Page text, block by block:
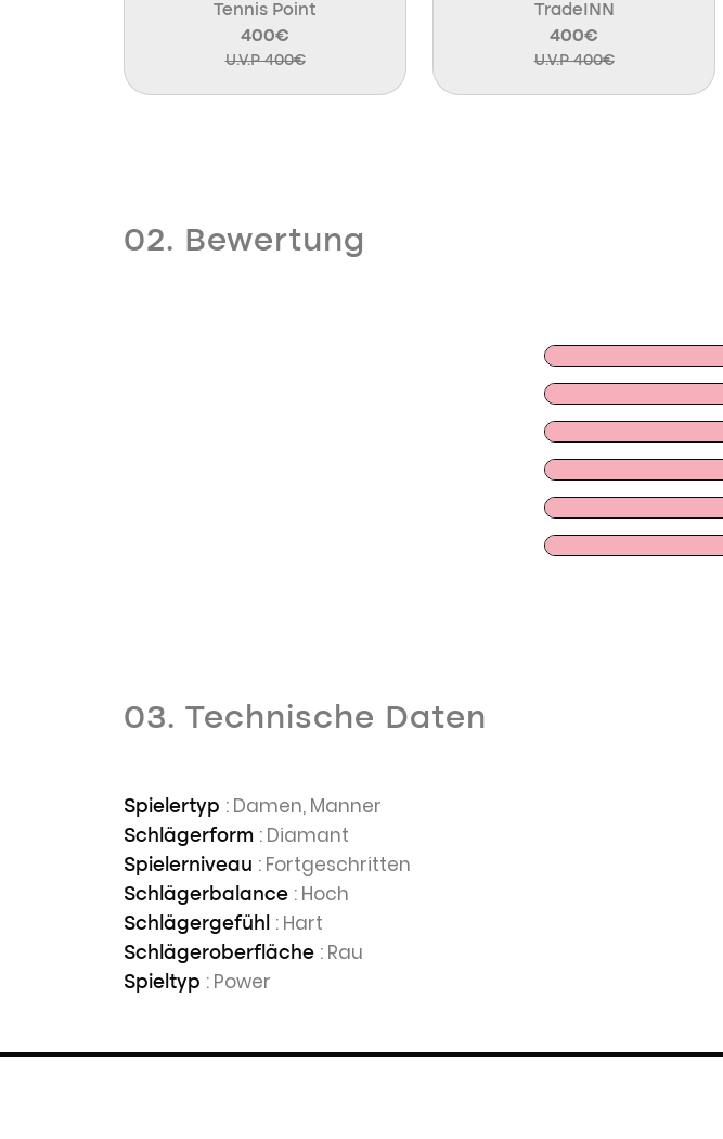
Tennis Point
400€
U.V.P 400€
TradeINN
400€
U.V.P 400€
02. Bewertung
03. Technische Daten
Spielertyp : Damen, Manner
Schlägerform : Diamant
Spielerniveau : Fortgeschritten
Schlägerbalance : Hoch
Schlägergefühl : Hart
Schlägeroberfläche : Rau
Spieltyp : Power